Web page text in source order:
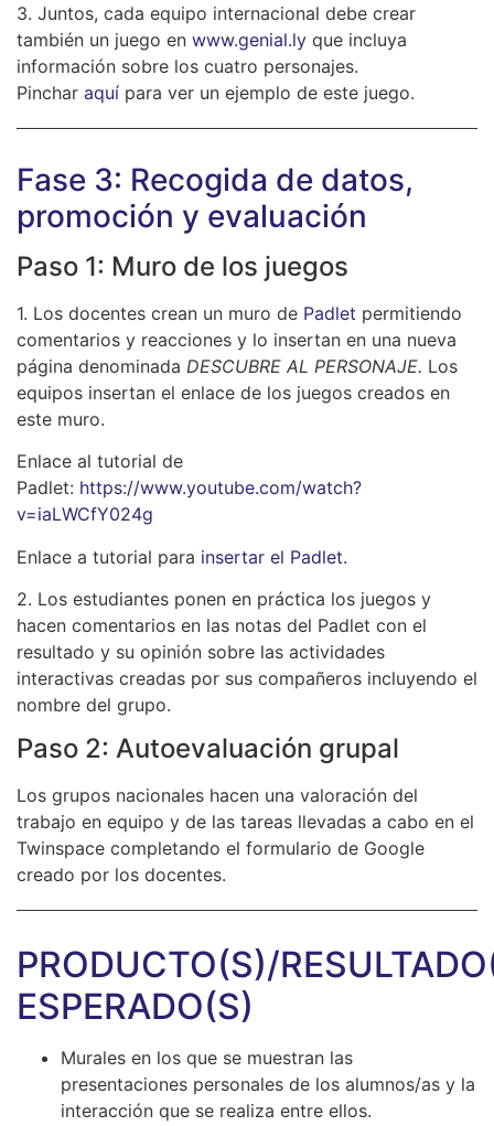
3. Juntos, cada equipo internacional debe crear
también un juego en www.genial.ly que incluya
información sobre los cuatro personajes.
Pinchar aquí para ver un ejemplo de este juego.
Fase 3: Recogida de datos,
promoción y evaluación
Paso 1: Muro de los juegos
1. Los docentes crean un muro de Padlet permitiendo
comentarios y reacciones y lo insertan en una nueva
página denominada DESCUBRE AL PERSONAJE. Los
equipos insertan el enlace de los juegos creados en
este muro.
Enlace al tutorial de
Padlet: https://www.youtube.com/watch?
v=iaLWCfY024g
Enlace a tutorial para insertar el Padlet.
2. Los estudiantes ponen en práctica los juegos y
hacen comentarios en las notas del Padlet con el
resultado y su opinión sobre las actividades
interactivas creadas por sus compañeros incluyendo el
nombre del grupo.
Paso 2: Autoevaluación grupal
Los grupos nacionales hacen una valoración del
trabajo en equipo y de las tareas llevadas a cabo en el
Twinspace completando el formulario de Google
creado por los docentes.
PRODUCTO(S)/
ESPERADO(S)
Murales en los que se muestran las
presentaciones personales de los alumnos/as y la
interacción que se realiza entre ellos.